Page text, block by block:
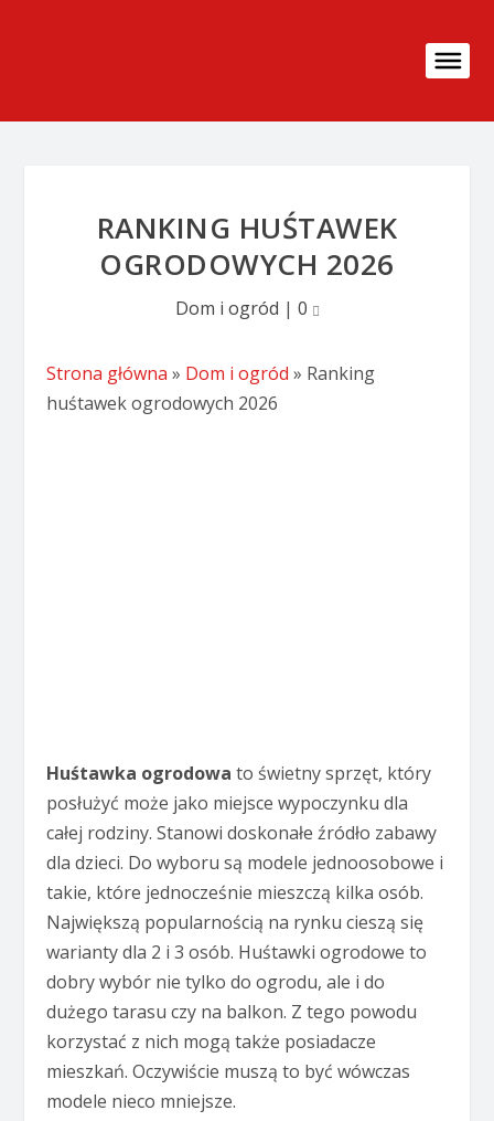
RANKING HUŚTAWEK
OGRODOWYCH 2026
Dom i ogród | 0
Strona główna » Dom i ogród » Ranking
huśtawek ogrodowych 2026
Huśtawka ogrodowa to świetny sprzęt, który
posłużyć może jako miejsce wypoczynku dla
całej rodziny. Stanowi doskonałe źródło zabawy
dla dzieci. Do wyboru są modele jednoosobowe i
takie, które jednocześnie mieszczą kilka osób.
Największą popularnością na rynku cieszą się
warianty dla 2 i 3 osób. Huśtawki ogrodowe to
dobry wybór nie tylko do ogrodu, ale i do
dużego tarasu czy na balkon. Z tego powodu
korzystać z nich mogą także posiadacze
mieszkań. Oczywiście muszą to być wówczas
modele nieco mniejsze.